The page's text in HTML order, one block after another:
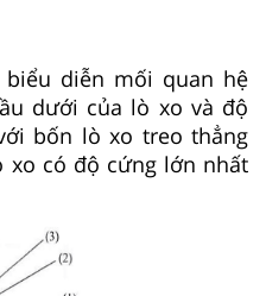
diễn mối quan hệ
dưới của lò xo và độ
bốn lò xo treo thẳng
xo có độ cứng lớn nhất